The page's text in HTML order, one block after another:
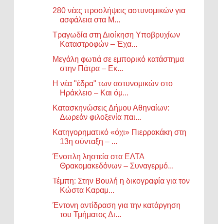
280 νέες προσλήψεις αστυνομικών για
ασφάλεια στα Μ...
Τραγωδία στη Διοίκηση Υποβρυχίων
Καταστροφών – Έχα...
Μεγάλη φωτιά σε εμπορικό κατάστημα
στην Πάτρα – Εκ...
Η νέα "έδρα" των αστυνομικών στο
Ηράκλειο – Και όμ...
Κατασκηνώσεις Δήμου Αθηναίων:
Δωρεάν φιλοξενία παι...
Κατηγορηματικό «όχι» Πιερρακάκη στη
13η σύνταξη – ...
Ένοπλη ληστεία στα ΕΛΤΑ
Θρακομακεδόνων – Συναγερμό...
Τέμπη: Στην Βουλή η δικογραφία για τον
Κώστα Καραμ...
Έντονη αντίδραση για την κατάργηση
του Τμήματος Δι...